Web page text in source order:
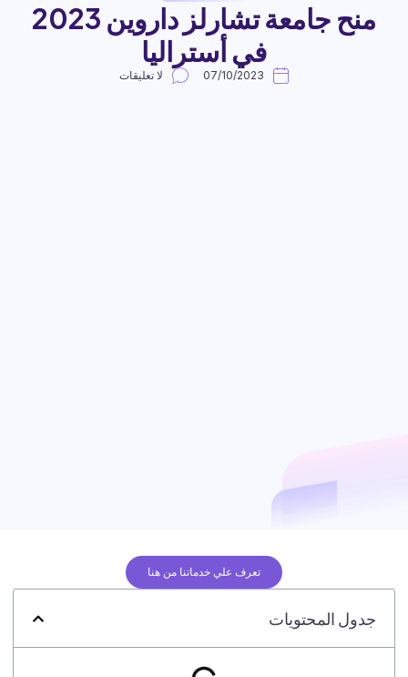
منح جامعة تشارلز داروين 2023
في أستراليا
07/10/2023 لا تعليقات
تعرف علي خدماتنا من هنا
جدول المحتويات